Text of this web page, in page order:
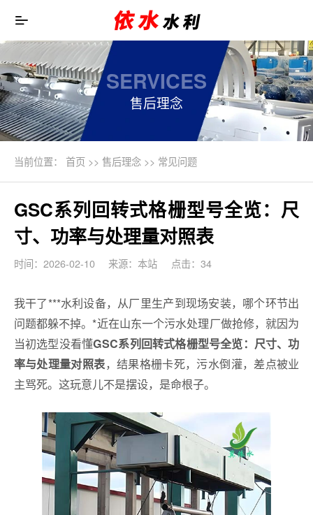
SERVICES
售后理念
当前位置： 首页>> 售后理念>> 常见问题
GSC系列回转式格栅型号全览：尺
寸、功率与处理量对照表
时间：2026-02-10 来源：本站 点击：34
我干了***水利设备，从厂里生产到现场安装，哪个环节出
问题都躲不掉。*近在山东一个污水处理厂做抢修，就因为
当初选型没看懂GSC系列回转式格栅型号全览：尺寸、功
率与处理量对照表，结果格栅卡死，污水倒灌，差点被业
主骂死。这玩意儿不是摆设，是命根子。